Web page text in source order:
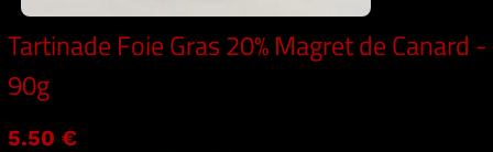
Tartinade Foie Gras 20% Magret de Canard -
90g
5.50 €